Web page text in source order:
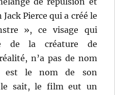
Pierce qui a créé le
», ce visage qui
de la créature de
n’a pas de nom
est le nom de son
le sait, le film eut un